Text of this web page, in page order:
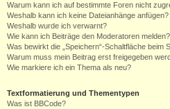
Warum kann ich auf bestimmte Foren nicht
Weshalb kann ich keine Dateianhänge anfügen?
Weshalb wurde ich verwarnt?
Wie kann ich Beiträge den Moderatoren melden?
Was bewirkt die „Speichern“-Schaltfläche beim
Warum muss mein Beitrag erst freigegeben
Wie markiere ich ein Thema als neu?
Textformatierung und Thementypen
Was ist BBCode?